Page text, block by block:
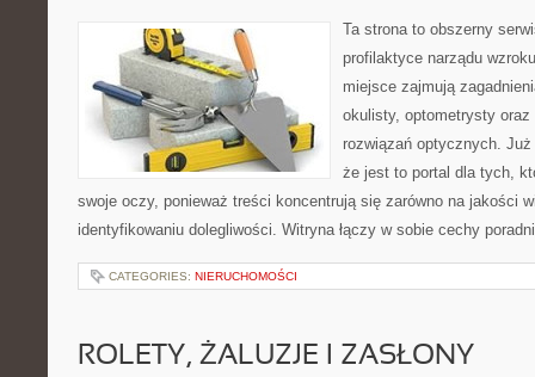
Ta strona to obszerny
profilaktyce narządu
miejsce zajmują
okulisty, optometrysty oraz
rozwiązań optycznych.
że jest to portal dla tych,
swoje oczy, ponieważ treści koncentrują się zarówno na jakości
identyfikowaniu dolegliwości. Witryna łączy w sobie cechy
CATEGORIES: NIERUCHOMOŚCI
ROLETY, ŻALUZJE I ZASŁONY